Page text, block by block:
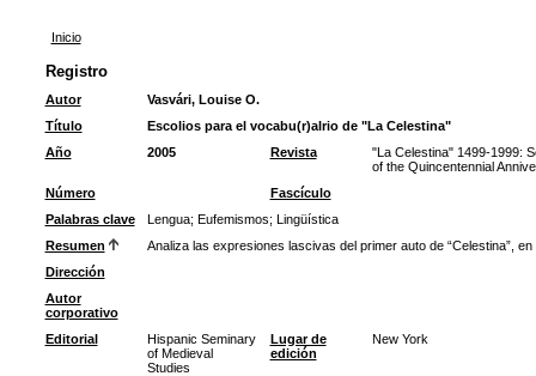
Inicio
Registro
Autor
Vasvári, Louise O.
Título
Escolios para el vocabu(r)alrio de "La Celestina"
Año
2005 Revista
"La Celestina" 1499-1999:
of the Quincentennial
Número
Fascículo
Palabras clave
Lengua; Eufemismos; Lingüística
Resumen
Analiza las expresiones lascivas del primer auto de “Celestina”,
Dirección
Autor
corporativo
Editorial
Hispanic Seminary
of Medieval
Studies
Lugar de
edición
New York